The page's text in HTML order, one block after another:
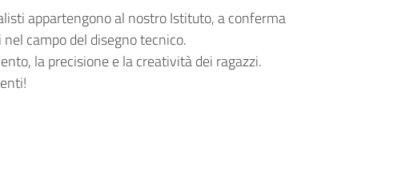
appartengono al nostro Istituto, a conferma
campo del disegno tecnico.
la precisione e la creatività dei ragazzi.